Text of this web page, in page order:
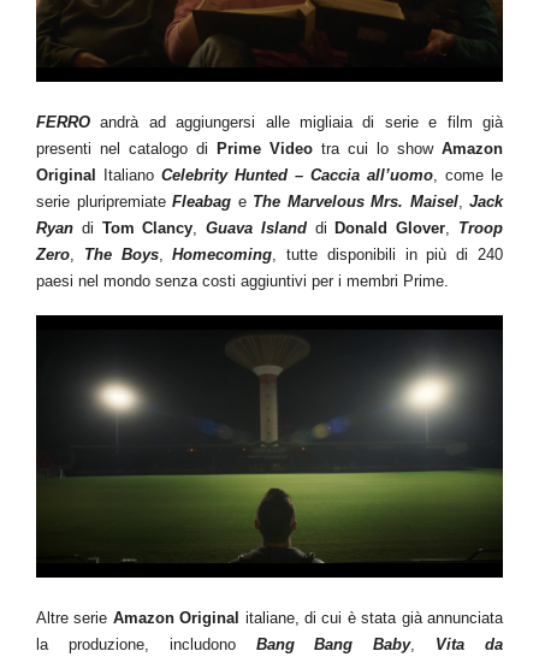
FERRO andrà ad aggiungersi alle migliaia di serie e film già
presenti nel catalogo di
Prime Video tra cui lo show Amazon
Original
Italiano Celebrity Hunted – Caccia all’uomo, come le
serie pluripremiate Fleabag e The Marvelous Mrs. Maisel, Jack
Ryan di Tom Clancy,Guava Islanddi Donald Glover, Troop
Zero, The Boys,Homecoming, tutte disponibili in più di 240
paesi nel mondo senza costi aggiuntivi per i membri Prime.
Altre serie Amazon Original italiane, di cui è stata già annunciata
la produzione, includono Bang Bang Baby, Vita da